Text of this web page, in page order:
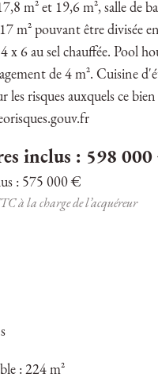
m² et 19,6 m², salle de
m² pouvant être divisée
x 6 au sel chauffée. Pool
de 4 m². Cuisine
risques auxquels ce
inclus : 598
: 575 000 €
à la charge de l’acquéreur
: 224 m²